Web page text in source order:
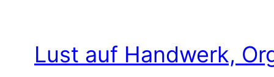
Lust auf Handwerk,